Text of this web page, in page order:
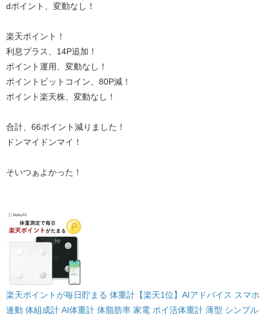
dポイント、変動なし！
楽天ポイント！
利息プラス、14P追加！
ポイント運用、変動なし！
ポイントビットコイン、80P減！
ポイント楽天株、変動なし！
合計、66ポイント減りました！
ドンマイドンマイ！
そいつぁよかった！
楽天ポイントが毎日貯まる 体重計【楽天1位】AIアドバイス スマホ
連動 体組成計 AI体重計 体脂肪率 家電 ポイ活体重計 薄型 シンプル